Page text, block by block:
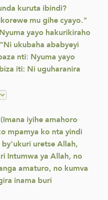
kuruta ibindi?
mu gihe cyayo."
yayo hakurikiraho
ukubaha ababyeyi
nti: Nyuma yayo
iti: Ni uguharanira
iyihe amahoro
mpamya ko nta yindi
uretse Allah,
Intumwa ya Allah, no
amaturo, no kumva
inama buri